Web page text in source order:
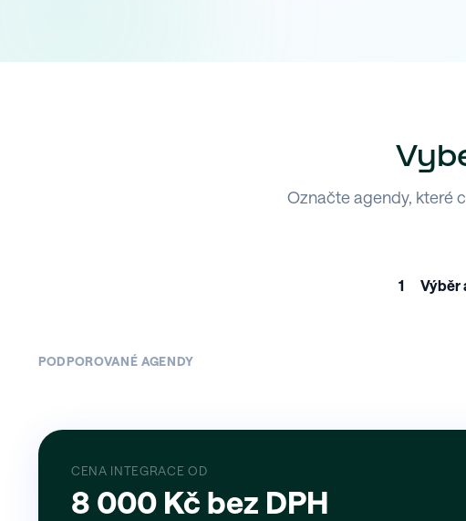
Označte agendy, které
1 Výběr
PODPOROVANÉ AGENDY
CENA INTEGRACE OD
8 000 Kč bez DPH